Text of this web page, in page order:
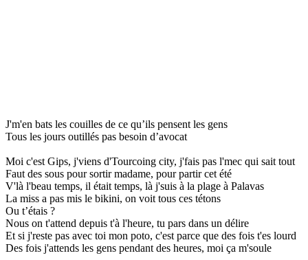
J'm'en bats les couilles de ce qu’ils pensent les gens
Tous les jours outillés pas besoin d’avocat
Moi c'est Gips, j'viens d'Tourcoing city, j'fais pas l'mec qui sait tout
Faut des sous pour sortir madame, pour partir cet été
V'là l'beau temps, il était temps, là j'suis à la plage à Palavas
La miss a pas mis le bikini, on voit tous ces tétons
Ou t’étais ?
Nous on t'attend depuis t'à l'heure, tu pars dans un délire
Et si j'reste pas avec toi mon poto, c'est parce que des fois t'es lourd
Des fois j'attends les gens pendant des heures, moi ça m'soule